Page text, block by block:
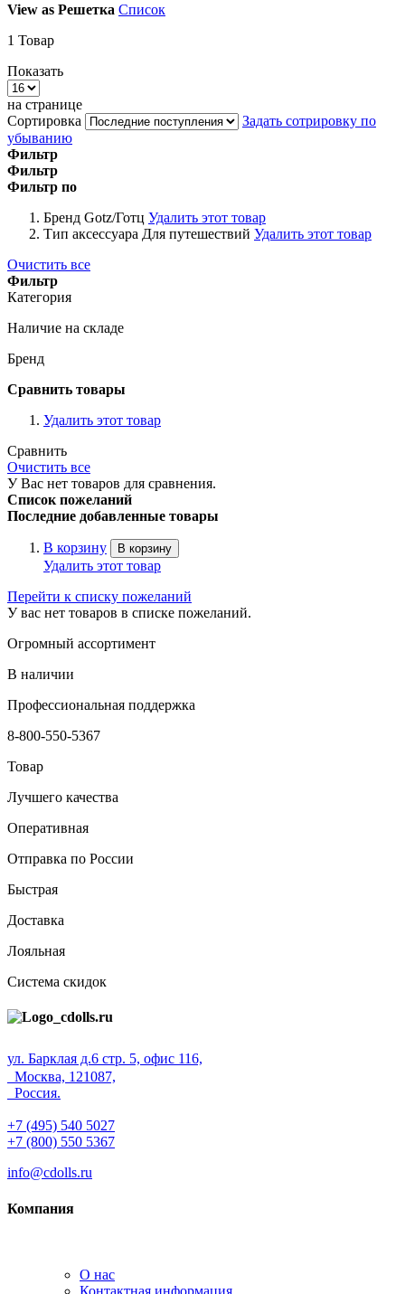
View as Решетка Список
1 Товар
Показать
на странице
Сортировка
Задать сотрировку по
убыванию
Фильтр
Фильтр
Фильтр по
Бренд Gotz/Готц Удалить этот товар
Тип аксессуара Для путешествий Удалить этот товар
Очистить все
Фильтр
Категория
Наличие на складе
Бренд
Сравнить товары
Удалить этот товар
Сравнить
Очистить все
У Вас нет товаров для сравнения.
Список пожеланий
Последние добавленные товары
В корзину В корзину
Удалить этот товар
Перейти к списку пожеланий
У вас нет товаров в списке пожеланий.
Огромный ассортимент
В наличии
Профессиональная поддержка
8-800-550-5367
Товар
Лучшего качества
Оперативная
Отправка по России
Быстрая
Доставка
Лояльная
Система скидок
ул. Барклая д.6 стр. 5, офис 116,
Москва, 121087,
Россия.
+7 (495) 540 5027
+7 (800) 550 5367
info@cdolls.ru
Компания
О нас
Контактная информация